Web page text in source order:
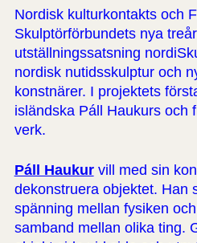
Nordisk kulturkontakts och
Skulptörförbundets nya
utställningssatsning
nordisk nutidsskulptur och
konstnärer. I projektets
isländska Páll Haukurs och
verk.
Páll Haukurvill med sin
dekonstruera objektet. Han
spänning mellan fysiken
samband mellan olika ting.